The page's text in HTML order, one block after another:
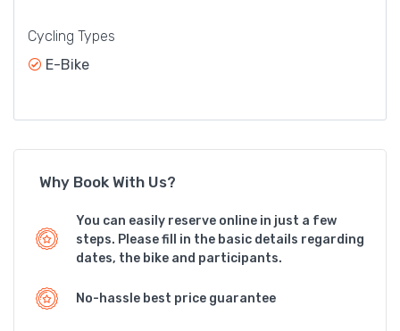
Cycling Types
E-Bike
Why Book With Us?
You can easily reserve online in just a few
steps. Please fill in the basic details regarding
dates, the bike and participants.
No-hassle best price guarantee